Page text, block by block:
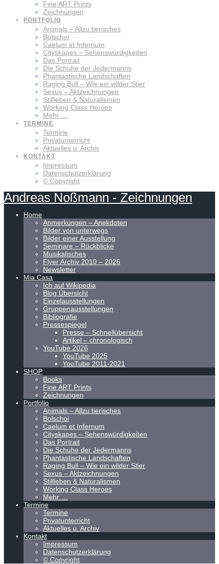
Fine ART Prints
Zeichnungen
PORTFOLIO
Animals – Allzu tierisches
Bolschoi
Caelum et Infernum
Cityskapes – Sehenswürdigkeiten
Das Portrait
Die Schuhe der Jedermanns
Phantastische Landschaften
Raging Bull – Wie ein wilder Stier
Sexus – Aktzeichnungen
Stillleben & Naturalismen
Working Class Heroes
Mehr …
TERMINE
Termine
Privatunterricht
Aktuelles u. Archiv
KONTAKT
Impressum
Datenschutzerklärung
© Copyright
Andreas Noßmann - Zeichnungen
Home
Anmerkungen – Anekdoten
Bilder von unterwegs
Bilder einer Ausstellung
Seminare – Rückblicke
Musikalisches
Flyer Archiv 2010 – 2026
Newsletter
Mia Casa
Ich auf Wikipedia
Blog Übersicht
Einzelausstellungen
Gruppenausstellungen
Bibliografie
Pressespiegel
Presse – Schnellübersicht
Artikel – chronologisch
YouTube 2026
YouTube 2025
YouTube 2011-2021
SHOP
Books
Fine ART Prints
Zeichnungen
Portfolio
Animals – Allzu tierisches
Bolschoi
Caelum et Infernum
Cityskapes – Sehenswürdigkeiten
Das Portrait
Die Schuhe der Jedermanns
Phantastische Landschaften
Raging Bull – Wie ein wilder Stier
Sexus – Aktzeichnungen
Stillleben & Naturalismen
Working Class Heroes
Mehr …
Termine
Termine
Privatunterricht
Aktuelles u. Archiv
Kontakt
Impressum
Datenschutzerklärung
© Copyright